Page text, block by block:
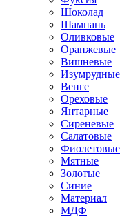
Шоколад
Шампань
Оливковые
Оранжевые
Вишневые
Изумрудные
Венге
Ореховые
Янтарные
Сиреневые
Салатовые
Фиолетовые
Мятные
Золотые
Синие
Материал
МДФ